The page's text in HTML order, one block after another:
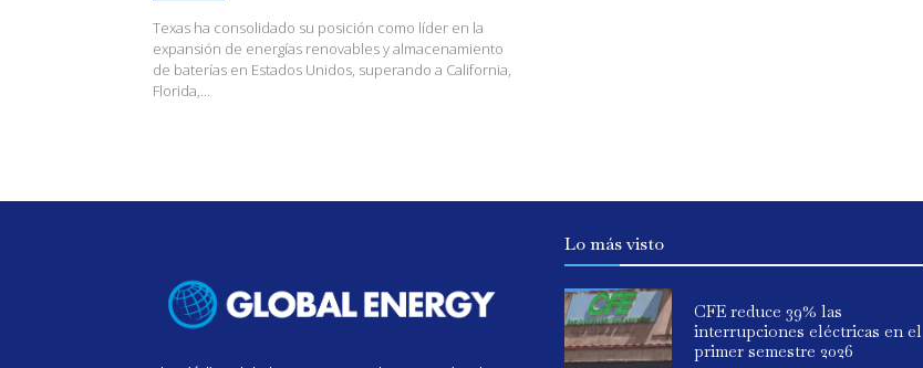
Texas ha consolidado su posición como líder en la
expansión de energías renovables y almacenamiento
de baterías en Estados Unidos, superando a California,
Florida,...
Lo más visto
CFE reduce 39% las
interrupciones eléctricas en el
primer semestre 2026